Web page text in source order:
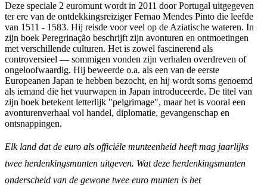
Deze speciale 2 euromunt wordt in 2011 door Portugal uitgegeven
ter ere van de ontdekkingsreiziger Fernao Mendes Pinto die leefde
van 1511 - 1583. Hij reisde voor veel op de Aziatische wateren. In
zijn boek Peregrinação beschrijft zijn avonturen en ontmoetingen
met verschillende culturen. Het is zowel fascinerend als
controversieel — sommigen vonden zijn verhalen overdreven of
ongeloofwaardig. Hij beweerde o.a. als een van de eerste
Europeanen Japan te hebben bezocht, en hij wordt soms genoemd
als iemand die het vuurwapen in Japan introduceerde. De titel van
zijn boek betekent letterlijk "pelgrimage", maar het is vooral een
avonturenverhaal vol handel, diplomatie, gevangenschap en
ontsnappingen.
Elk land dat de euro als officiële munteenheid heeft mag jaarlijks
twee herdenkingsmunten uitgeven. Wat deze herdenkingsmunten
onderscheid van de gewone twee euro munten is het